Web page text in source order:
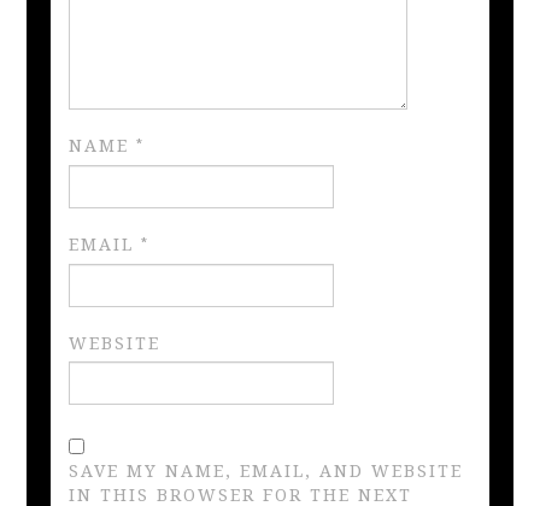
NAME*
EMAIL*
WEBSITE
SAVE MY NAME, EMAIL, AND WEBSITE
IN THIS BROWSER FOR THE NEXT